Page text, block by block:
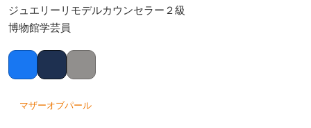
ジュエリーリモデルカウンセラー２級
博物館学芸員
FacebookTwitterCopy link
マザーオブパール